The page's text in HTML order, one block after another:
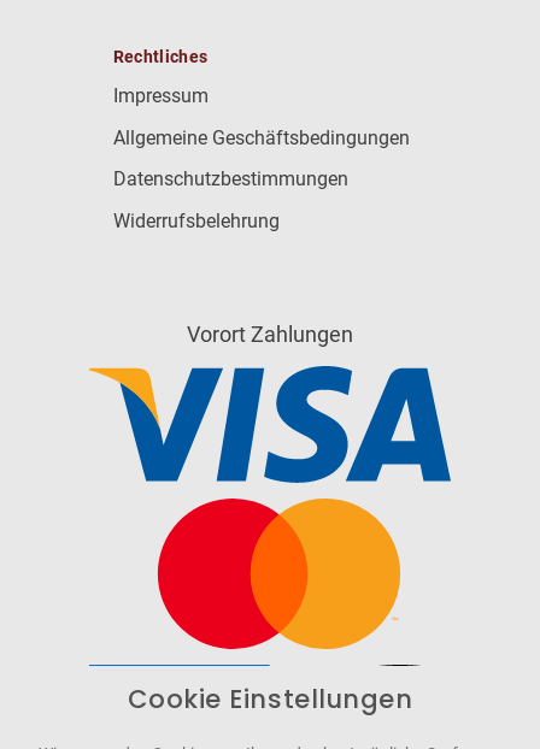
Rechtliches
Impressum
Allgemeine Geschäftsbedingungen
Datenschutzbestimmungen
Widerrufsbelehrung
Vorort Zahlungen
Cookie Einstellungen